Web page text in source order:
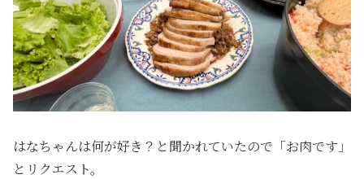
はなちゃんは何が好き？と聞かれていたので「お肉です」
とリクエスト。